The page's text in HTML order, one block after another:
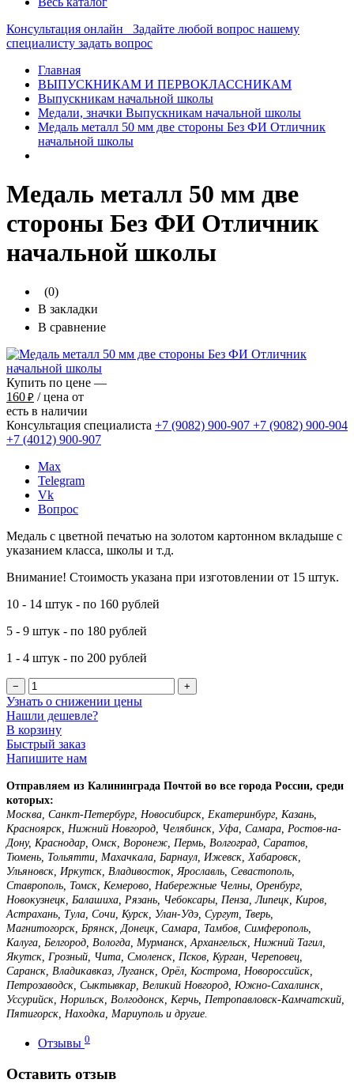
Консультация онлайн
Задайте любой вопрос нашему
специалисту задать вопрос
Главная
ВЫПУСКНИКАМ И ПЕРВОКЛАССНИКАМ
Выпускникам начальной школы
Медали, значки Выпускникам начальной школы
Медаль металл 50 мм две стороны Без ФИ Отличник
начальной школы
Медаль металл 50 мм две
стороны Без ФИ Отличник
начальной школы
(0)
В закладки
В сравнение
Купить по цене —
160 ₽ / цена от
есть в наличии
Консультация специалиста +7 (9082) 900-907 +7 (9082) 900-904
+7 (4012) 900-907
Max
Telegram
Vk
Вопрос
Медаль с цветной печатью на золотом картонном вкладыше с
указанием класса, школы и т.д.
Внимание! Стоимость указана при изготовлении от 15 штук.
10 - 14 штук - по 160 рублей
5 - 9 штук - по 180 рублей
1 - 4 штук - по 200 рублей
− +
Узнать о снижении цены
Нашли дешевле?
В корзину
Быстрый заказ
Напишите нам
Отправляем из Калининграда Почтой во все города России, среди
которых:
Москва, Санкт-Петербург, Новосибирск, Екатеринбург, Казань,
Красноярск, Нижний Новгород, Челябинск, Уфа, Самара, Ростов-на-
Дону, Краснодар, Омск, Воронеж, Пермь, Волгоград, Саратов,
Тюмень, Тольятти, Махачкала, Барнаул, Ижевск, Хабаровск,
Ульяновск, Иркутск, Владивосток, Ярославль, Севастополь,
Ставрополь, Томск, Кемерово, Набережные Челны, Оренбург,
Новокузнецк, Балашиха, Рязань, Чебоксары, Пенза, Липецк, Киров,
Астрахань, Тула, Сочи, Курск, Улан-Удэ, Сургут, Тверь,
Магнитогорск, Брянск, Донецк, Самара, Тамбов, Симферополь,
Калуга, Белгород, Вологда, Мурманск, Архангельск, Нижний Тагил,
Якутск, Грозный, Чита, Смоленск, Псков, Курган, Череповец,
Саранск, Владикавказ, Луганск, Орёл, Кострома, Новороссийск,
Петрозаводск, Сыктывкар, Великий Новгород, Южно-Сахалинск,
Уссурийск, Норильск, Волгодонск, Керчь, Петропавловск-Камчатский,
Пятигорск, Находка, Мариуполь и другие.
Отзывы 0
Оставить отзыв